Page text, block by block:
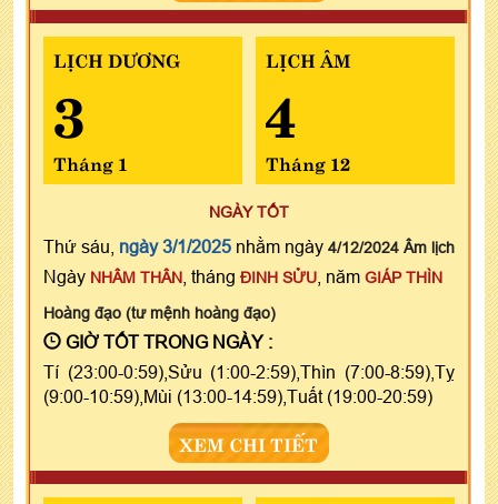
LỊCH DƯƠNG
3
Tháng 1
LỊCH ÂM
4
Tháng 12
NGÀY TỐT
Thứ sáu, ngày 3/1/2025 nhằm ngày 4/12/2024 Âm lịch
Ngày NHÂM THÂN , tháng ĐINH SỬU , năm GIÁP THÌN
Hoàng đạo (tư mệnh hoàng đạo)
GIỜ TỐT TRONG NGÀY :
Tí (23:00-0:59),Sửu (1:00-2:59),Thìn (7:00-8:59),Tỵ
(9:00-10:59),Mùi (13:00-14:59),Tuất (19:00-20:59)
XEM CHI TIẾT